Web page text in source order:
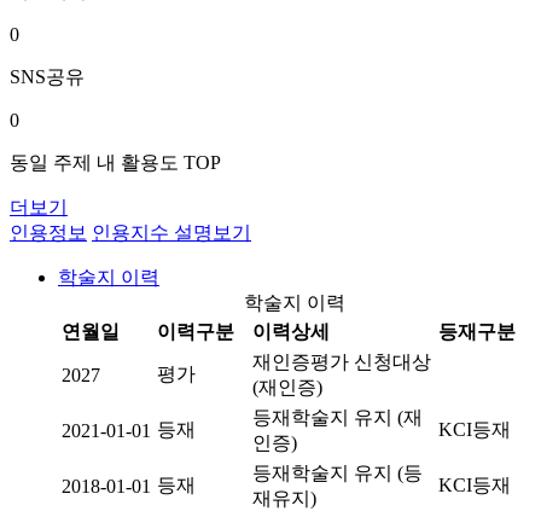
0
SNS공유
0
동일 주제 내 활용도 TOP
더보기
인용정보 인용지수 설명보기
학술지 이력
학술지 이력
연월일
이력구분 이력상세 등재구분
2027 평가
재인증평가 신청대상
(재인증)
2021-01-01 등재
등재학술지 유지 (재
인증)
KCI등재
2018-01-01 등재
등재학술지 유지 (등
재유지)
KCI등재